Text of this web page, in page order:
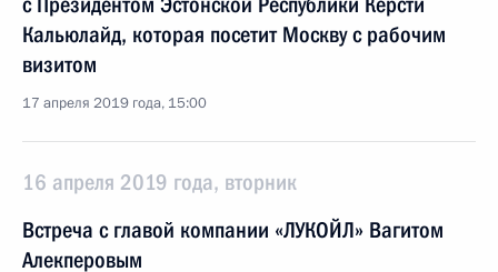
Кальюлайд, которая посетит Москву с рабочим
визитом
17 апреля 2019 года, 15:00
16 апреля 2019 года, вторник
Встреча с главой компании «ЛУКОЙЛ» Вагитом
Алекперовым